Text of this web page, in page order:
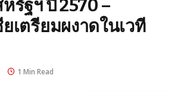
รัฐฯ ปี 2570 –
เตรียมผงาดในเวที
1 Min Read